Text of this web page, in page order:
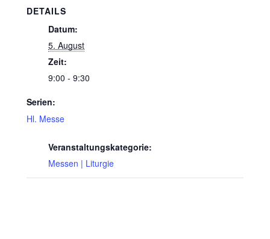
DETAILS
Datum:
5. August
Zeit:
9:00 - 9:30
Serien:
Hl. Messe
Veranstaltungskategorie:
Messen | Liturgie